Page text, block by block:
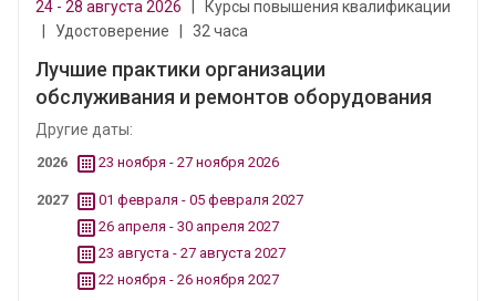
24 - 28 августа 2026
Курсы повышения квалификации
Удостоверение 32 часа
Лучшие практики организации
обслуживания и ремонтов оборудования
Другие даты:
2026 23 ноября - 27 ноября 2026
2027
01 февраля - 05 февраля 2027
26 апреля - 30 апреля 2027
23 августа - 27 августа 2027
22 ноября - 26 ноября 2027